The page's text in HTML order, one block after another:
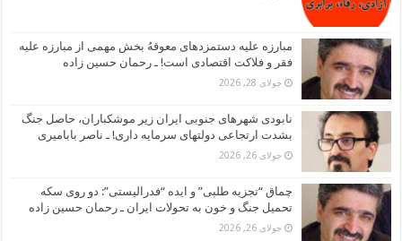
مبارزه علیه دستمزدهای معوقهُ بخش مهمی از مبارزه علیه
فقر و فلاکت اقتصادی است! ـ رحمان حسین زاده
جولای 28, 2026
نابودی شهرهای جنوبی ایران زیر موشکباران، حاصل جنگ
بشدت ارتجاعی دولتهای سرمایه داری! ـ ناصر بابامیری
جولای 26, 2026
چماق “تجزیه طلبی” و ایده “فدرالیستی”: دو روی سکه
تحمیل جنگ و خون به تحولات ایران ـ رحمان حسین زاده
جولای 26, 2026